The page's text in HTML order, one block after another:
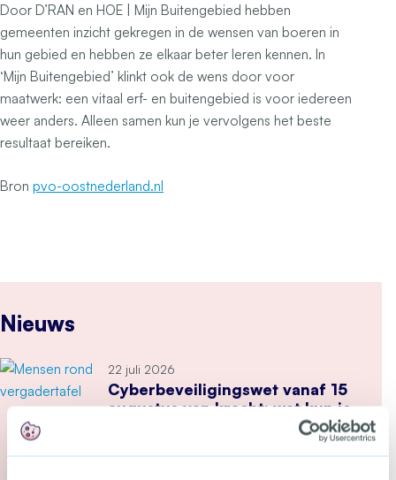
Door D’RAN en HOE | Mijn Buitengebied hebben
gemeenten inzicht gekregen in de wensen van boeren in
hun gebied en hebben ze elkaar beter leren kennen. In
‘Mijn Buitengebied’ klinkt ook de wens door voor
maatwerk: een vitaal erf- en buitengebied is voor iedereen
weer anders. Alleen samen kun je vervolgens het beste
resultaat bereiken.
Bron pvo-oostnederland.nl
Nieuws
22 juli 2026
Cyberbeveiligingswet vanaf 15
augustus van kracht: wat kun je